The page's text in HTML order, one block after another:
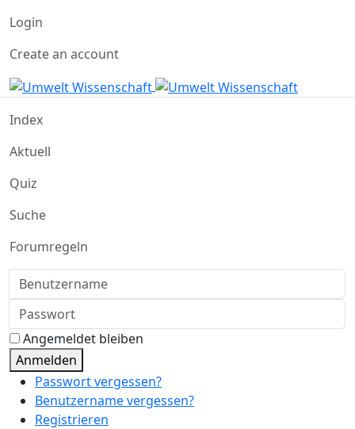
Login
Create an account
Index
Aktuell
Quiz
Suche
Forumregeln
Benutzername
Passwort
Angemeldet bleiben
Anmelden
Passwort vergessen?
Benutzername vergessen?
Registrieren